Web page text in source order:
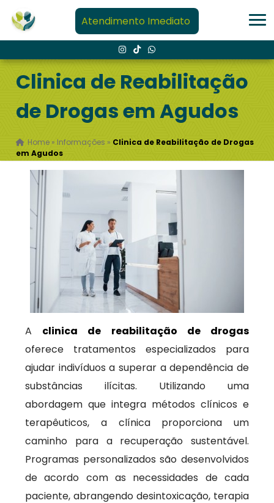
Atendimento Imediato
Clinica de Reabilitação
de Drogas em Agudos
Home » Informações » Clinica de Reabilitação de Drogas
em Agudos
A clinica de reabilitação de drogas
oferece tratamentos especializados para
ajudar indivíduos a superar a dependência de
substâncias ilícitas. Utilizando uma
abordagem que integra métodos clínicos e
terapêuticos, a clínica proporciona um
caminho para a recuperação sustentável.
Programas personalizados são desenvolvidos
de acordo com as necessidades de cada
paciente, abrangendo desintoxicação, terapia